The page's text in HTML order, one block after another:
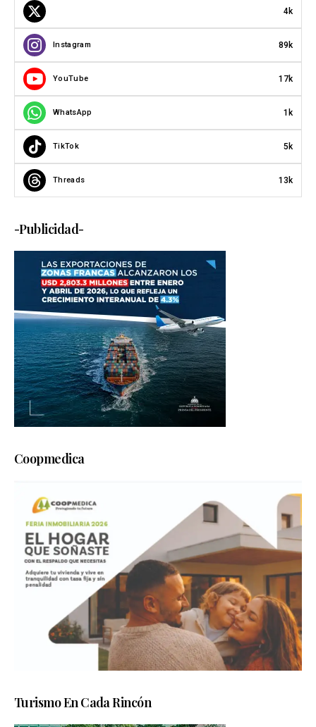
4k
Instagram 89k
YouTube 17k
WhatsApp 1k
TikTok 5k
Threads 13k
-Publicidad-
Coopmedica
Turismo En Cada Rincón